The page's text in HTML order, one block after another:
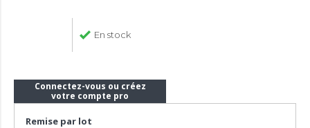
En stock
Connectez-vous ou créez
votre compte pro
Remise par lot